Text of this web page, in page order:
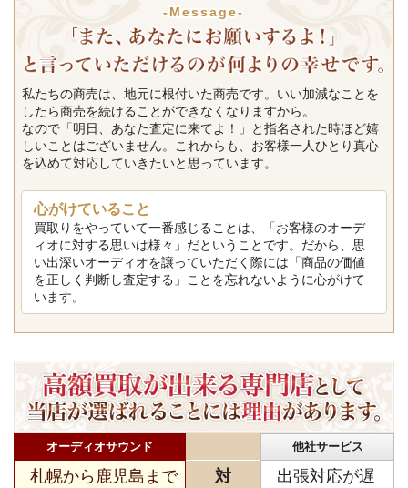
-Message-
私たちの商売は、地元に根付いた商売です。いい加減なことを
したら商売を続けることができなくなりますから。
なので「明日、あなた査定に来てよ！」と指名された時ほど嬉
しいことはございません。これからも、お客様一人ひとり真心
を込めて対応していきたいと思っています。
心がけていること
買取りをやっていて一番感じることは、「お客様のオーデ
ィオに対する思いは様々」だということです。だから、思
い出深いオーディオを譲っていただく際には「商品の価値
を正しく判断し査定する」ことを忘れないように心がけて
います。
オーディオサウンド 他社サービス
札幌から鹿児島まで
対
出張対応が遅